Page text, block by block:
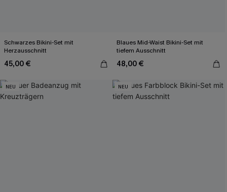
Schwarzes Bikini-Set mit
Herzausschnitt
45,00 €
Blaues Mid-Waist Bikini-Set mit
tiefem Ausschnitt
48,00 €
NEU NEU